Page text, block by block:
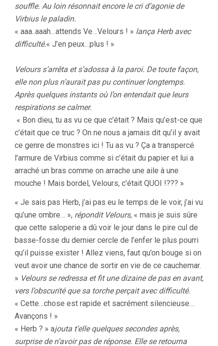
souffle. Au loin résonnait encore le cri d’agonie de
Virbius le paladin.
« aaa..aaah…attends Ve…Velours ! » lança Herb avec
difficulté.« J’en peux…plus ! »
Velours s’arrêta et s’adossa à la paroi. De toute façon,
elle non plus n’aurait pas pu continuer longtemps.
Après quelques instants où l’on entendait que leurs
respirations se calmer.
« Bon dieu, tu as vu ce que c’était ? Mais qu’est-ce que
c’était que ce truc ? On ne nous a jamais dit qu’il y avait
ce genre de monstres ici ! Tu as vu ? Ça a transpercé
l’armure de Virbius comme si c’était du papier et lui a
arraché un bras comme on arrache une aile à une
mouche ! Mais bordel, Velours, c’était QUOI !??? »
« Je sais pas Herb, j’ai pas eu le temps de le voir, j’ai vu
qu’une ombre… », répondit Velours, « mais je suis sûre
que cette saloperie a dû voir le jour dans le pire cul de
basse-fosse du dernier cercle de l’enfer le plus pourri
qu’il puisse exister ! Allez viens, faut qu’on bouge si on
veut avoir une chance de sortir en vie de ce cauchemar.
» Velours se redressa et fit une dizaine de pas en avant,
vers l’obscurité que sa torche perçait avec difficulté.
« Cette…chose est rapide et sacrément silencieuse…
Avançons ! »
« Herb ? » ajouta t’elle quelques secondes après,
surprise de n’avoir pas de réponse. Elle se retourna